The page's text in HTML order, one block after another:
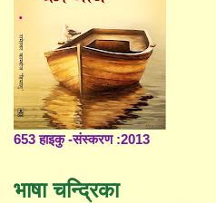
653 हाइकु -संस्करण :2013
भाषा चन्द्रिका